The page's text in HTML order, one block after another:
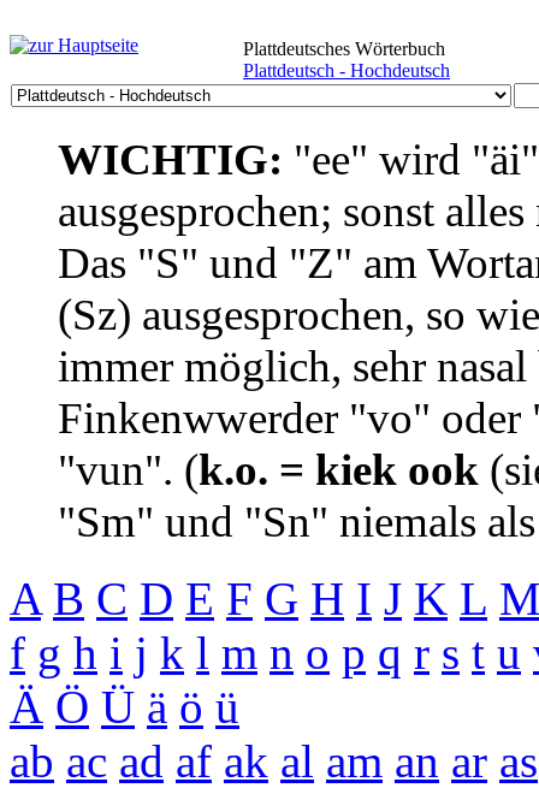
Plattdeutsches Wörterbuch
Plattdeutsch - Hochdeutsch
WICHTIG: "ee" wird
ausgesprochen; sonst
Das "S" und "Z" am
(Sz) ausgesprochen, so
immer möglich, sehr
Finkenwwerder "vo"
"vun". (k.o. = kiek ook
"Sm" und "Sn" niemals
A B C D E F G H I J K L
f g h i j k l m n o p q r s t u
Ä Ö Ü ä ö ü
ab ac ad af ak al am an ar as